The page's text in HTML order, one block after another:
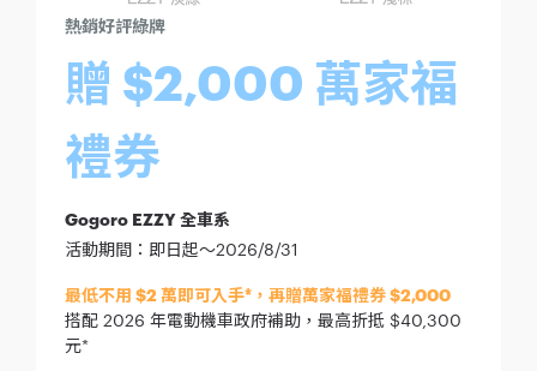
熱銷好評綠牌
贈 $2,000 萬家福
禮券
Gogoro EZZY 全車系
活動期間：即日起～2026/8/31
最低不用 $2 萬即可入手*，再贈萬家福禮券 $2,000
搭配 2026 年電動機車政府補助，最高折抵 $40,300
元*